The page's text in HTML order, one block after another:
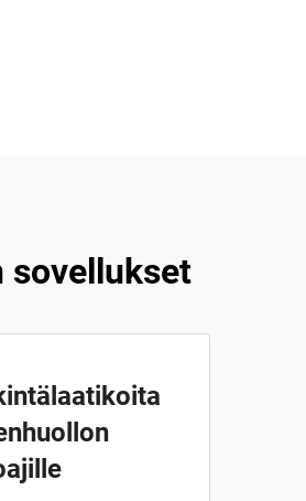
sovellukset